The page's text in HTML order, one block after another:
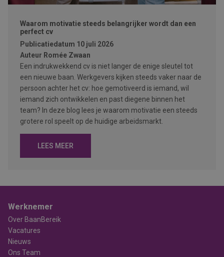
Waarom motivatie steeds belangrijker wordt dan een
perfect cv
Publicatiedatum 10 juli 2026
Auteur Romée Zwaan
Een indrukwekkend cv is niet langer de enige sleutel tot
een nieuwe baan. Werkgevers kijken steeds vaker naar de
persoon achter het cv: hoe gemotiveerd is iemand, wil
iemand zich ontwikkelen en past diegene binnen het
team? In deze blog lees je waarom motivatie een steeds
grotere rol speelt op de huidige arbeidsmarkt.
LEES MEER
Werknemer
Over BaanBereik
Vacatures
Nieuws
Ons Team